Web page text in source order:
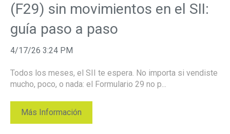
(F29) sin movimientos en el SII:
guía paso a paso
4/17/26 3:24 PM
Todos los meses, el SII te espera. No importa si vendiste
mucho, poco, o nada: el Formulario 29 no p...
Más Información